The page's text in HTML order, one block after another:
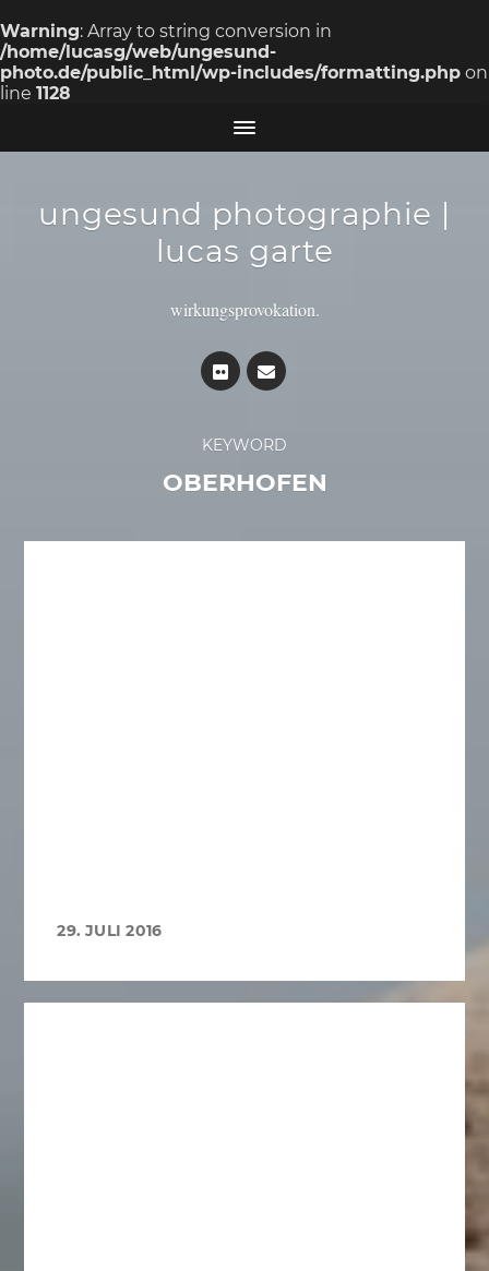
Warning: Array to string conversion in
/home/lucasg/web/ungesund-
photo.de/public_html/wp-includes/formatting.php on
line 1128
ungesund photographie |
lucas garte
wirkungsprovokation.
KEYWORD
OBERHOFEN
29. JULI 2016